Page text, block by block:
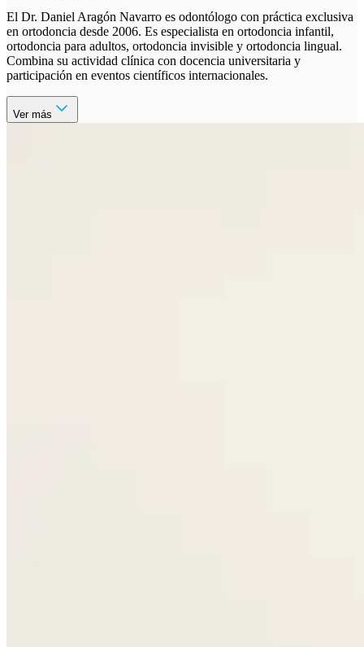
El Dr. Daniel Aragón Navarro es odontólogo con práctica exclusiva
en ortodoncia desde 2006. Es especialista en ortodoncia infantil,
ortodoncia para adultos, ortodoncia invisible y ortodoncia lingual.
Combina su actividad clínica con docencia universitaria y
participación en eventos científicos internacionales.
Ver más